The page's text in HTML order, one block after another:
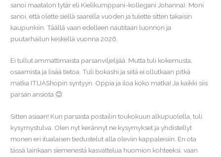
sanoi maatalon tytär eli Kielikumppani-kollegani Johanna). Moni
sanoi, että olette siellä saarella vuoden ja tulette sitten takaisin
kaupunkiin. Täällä vaan edelleen nautitaan luonnon ja
puutarhailun keskellä vuonna 2026.
Ei tullut ammattimaista parsanviljelijää. Mutta tuli kokemusta,
osaamista ja lisää tietoa. Tuli bokashi ja siitä ei ollutkaan pitkä
matka ITUAShopin syntyyn. Oppia ja iloa koko matka! Ja kaikki siis
parsan ansiota 😊
Sitten asiaan! Kun parsasta postailin toukokuun alkupuolella, tuli
kysymystulva. Olen nyt kerännyt ne kysymykset ja yhdistellyt
monen eri itualaisen tiedustelut alla oleviin kappaleisiin. En ota
tässä lainkaan siemenestä kasvattelua huomion kohteeksi, vaan